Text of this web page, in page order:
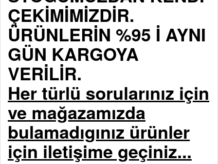
ÇEKİMİMİZDİR.
ÜRÜNLERİN %95 İ AYNI
GÜN KARGOYA
VERİLİR.
Her türlü sorularınız için
ve mağazamızda
bulamadıgınız ürünler
için iletişime geçiniz...